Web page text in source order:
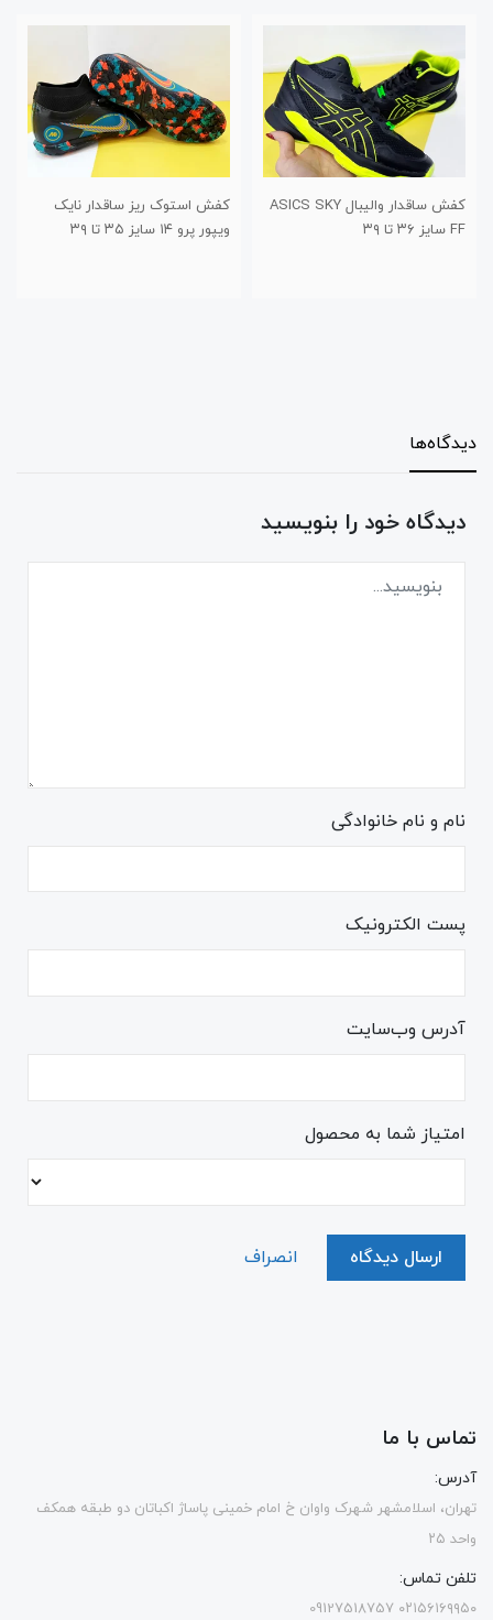
کفش ساقدار والیبال ASICS SKY
کفش استوک ریز ساقدار نایک
کفش استوک چمن
برند تیزگام سایز ۳۰ تا ۳۴
دیدگاه‌ها
دیدگاه خود را بنویسید
نام و نام خانوادگی
پست الکترونیک
آدرس وب‌سایت
امتیاز شما به محصول
ارسال دیدگاه انصراف
تماس با ما
آدرس:
تهران، اسلامشهر شهرک واوان خ امام خمینی پاساژ اکباتان دو طبقه همکف
واحد ۲۵
تلفن تماس:
۰۲۱۵۶۱۶۹۹۵۰ 09127518757